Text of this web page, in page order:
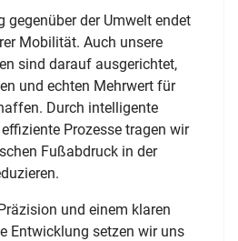
gegenüber der Umwelt endet
Mobilität. Auch unsere
sind darauf ausgerichtet,
und echten Mehrwert für
Durch intelligente
Prozesse tragen wir
Fußabdruck in der
und einem klaren
Entwicklung setzen wir uns